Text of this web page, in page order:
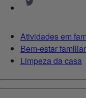
Atividades em
Bem-estar familiar
Limpeza da casa